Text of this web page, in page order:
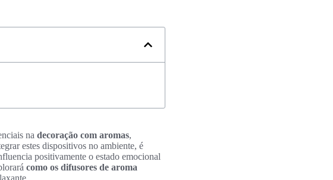
na decoração com aromas,
estes dispositivos no ambiente, é
positivamente o estado emocional
como os difusores de aroma